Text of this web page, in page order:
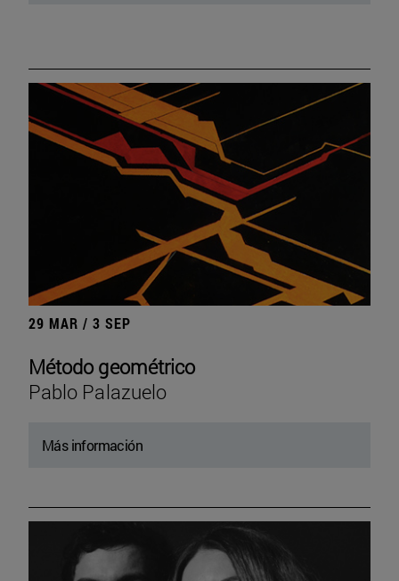
29 MAR / 3 SEP
Método geométrico
Pablo Palazuelo
Más información